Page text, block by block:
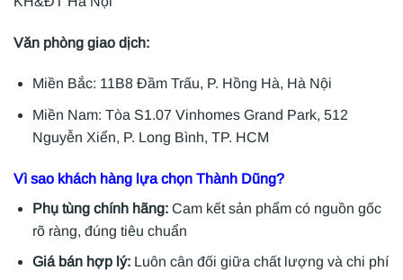
Văn phòng giao dịch:
Miền Bắc: 11B8 Đầm Trấu, P. Hồng Hà, Hà Nội
Miền Nam: Tòa S1.07 Vinhomes Grand Park, 512
Nguyễn Xiển, P. Long Bình, TP. HCM
Vì sao khách hàng lựa chọn Thành Dũng?
Phụ tùng chính hãng:Cam kết sản phẩm có nguồn gốc
rõ ràng, đúng tiêu chuẩn
Giá bán hợp lý:Luôn cân đối giữa chất lượng và chi phí